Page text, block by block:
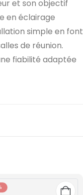
et son objectif
en éclairage
simple en font
de réunion.
fiabilité adaptée